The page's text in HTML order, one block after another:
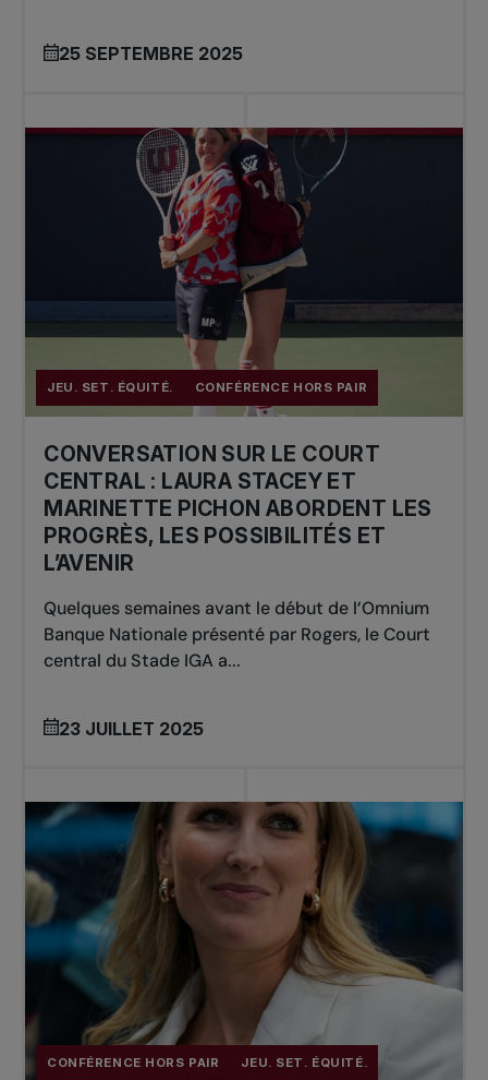
25 SEPTEMBRE 2025
JEU. SET. ÉQUITÉ. CONFÉRENCE HORS PAIR
CONVERSATION SUR LE COURT
CENTRAL : LAURA STACEY ET
MARINETTE PICHON ABORDENT LES
PROGRÈS, LES POSSIBILITÉS ET
L’AVENIR
Quelques semaines avant le début de l’Omnium
Banque Nationale présenté par Rogers, le Court
central du Stade IGA a...
23 JUILLET 2025
CONFÉRENCE HORS PAIR JEU. SET. ÉQUITÉ.